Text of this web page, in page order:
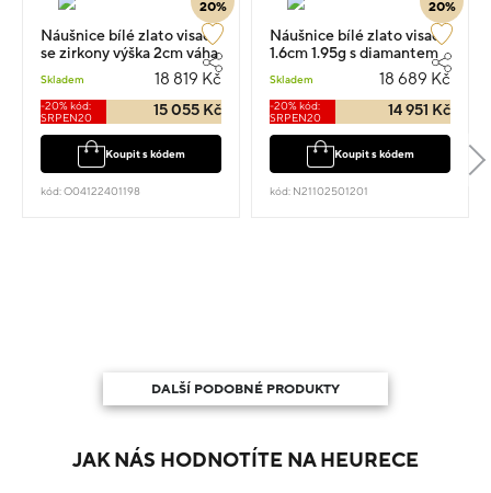
20%
Náušnice bílé zlato visací
se zirkony výška 2cm váha
Skladem 18 819 Kč
-20% kód:
SRPEN20
15 055 Kč
Koupit s kódem
kód: O04122401198
20%
Náušnice bílé zlato visací
1.6cm 1.95g s diamantem
Skladem 18 689 Kč
-20% kód:
SRPEN20
14 951 Kč
Koupit s kódem
kód: N21102501201
DALŠÍ PODOBNÉ PRODUKTY
JAK NÁS HODNOTÍTE NA HEURECE